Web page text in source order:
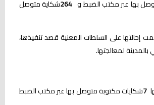
بها عبر مكتب الضبط و264شكاية متوصل
إحالتها على السلطات المعنية قصد تنفيذها،
لمعالجتها.
7شكايات مكتوبة متوصل بها عبر مكتب الضبط